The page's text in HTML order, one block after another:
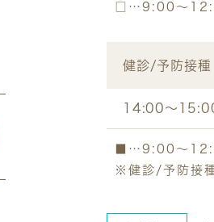
…9:00～
健診/予防接種
14:00～
■…9:00～
※健診/予防接